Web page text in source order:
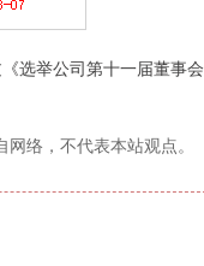
选举公司第十一届董事会
络，不代表本站观点。